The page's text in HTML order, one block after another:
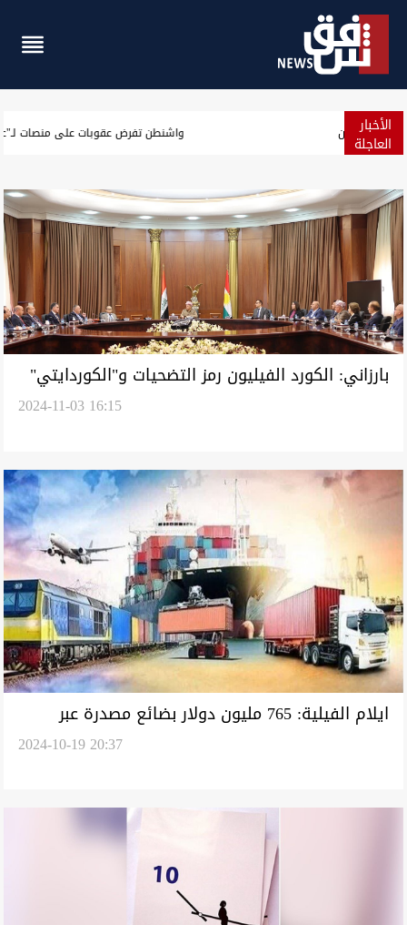
الأخبار
العاجلة الجيش الأميركي يعلن حصيلة جديدة لنتائج حصار إيران
بارزاني: الكورد الفيليون رمز التضحيات و"الكوردايتي"
ولن أدخر جهدا لدعمهم وتثبيت حقوقهم2024-11-03 16:15
ايلام الفيلية: 765 مليون دولار بضائع مصدرة عبر
2024-10-19 20:37